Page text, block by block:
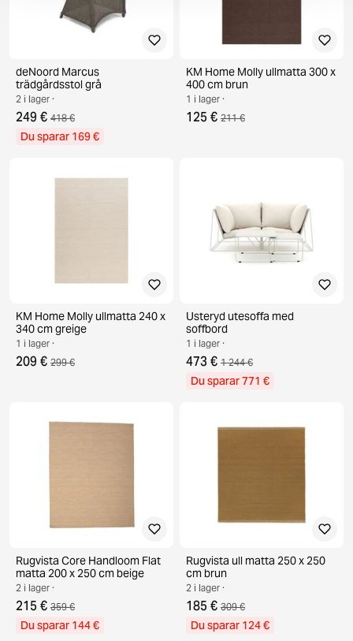
deNoord Marcus
trädgårdsstol grå
2 i lager ·
249 € 418 €
Du sparar 169 €
KM Home Molly ullmatta 300 x
400 cm brun
1 i lager ·
125 € 211 €
KM Home Molly ullmatta 240 x
340 cm greige
1 i lager ·
209 € 299 €
Usteryd utesoffa med
soffbord
1 i lager ·
473 € 1 244 €
Du sparar 771 €
Rugvista Core Handloom Flat
matta 200 x 250 cm beige
2 i lager ·
215 € 359 €
Du sparar 144 €
Rugvista ull matta 250 x 250
cm brun
2 i lager ·
185 € 309 €
Du sparar 124 €